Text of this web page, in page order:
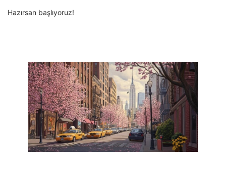
Hazırsan başlıyoruz!